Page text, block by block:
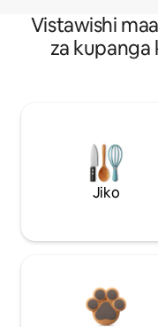
Vistawishi
za kupanga
Jiko